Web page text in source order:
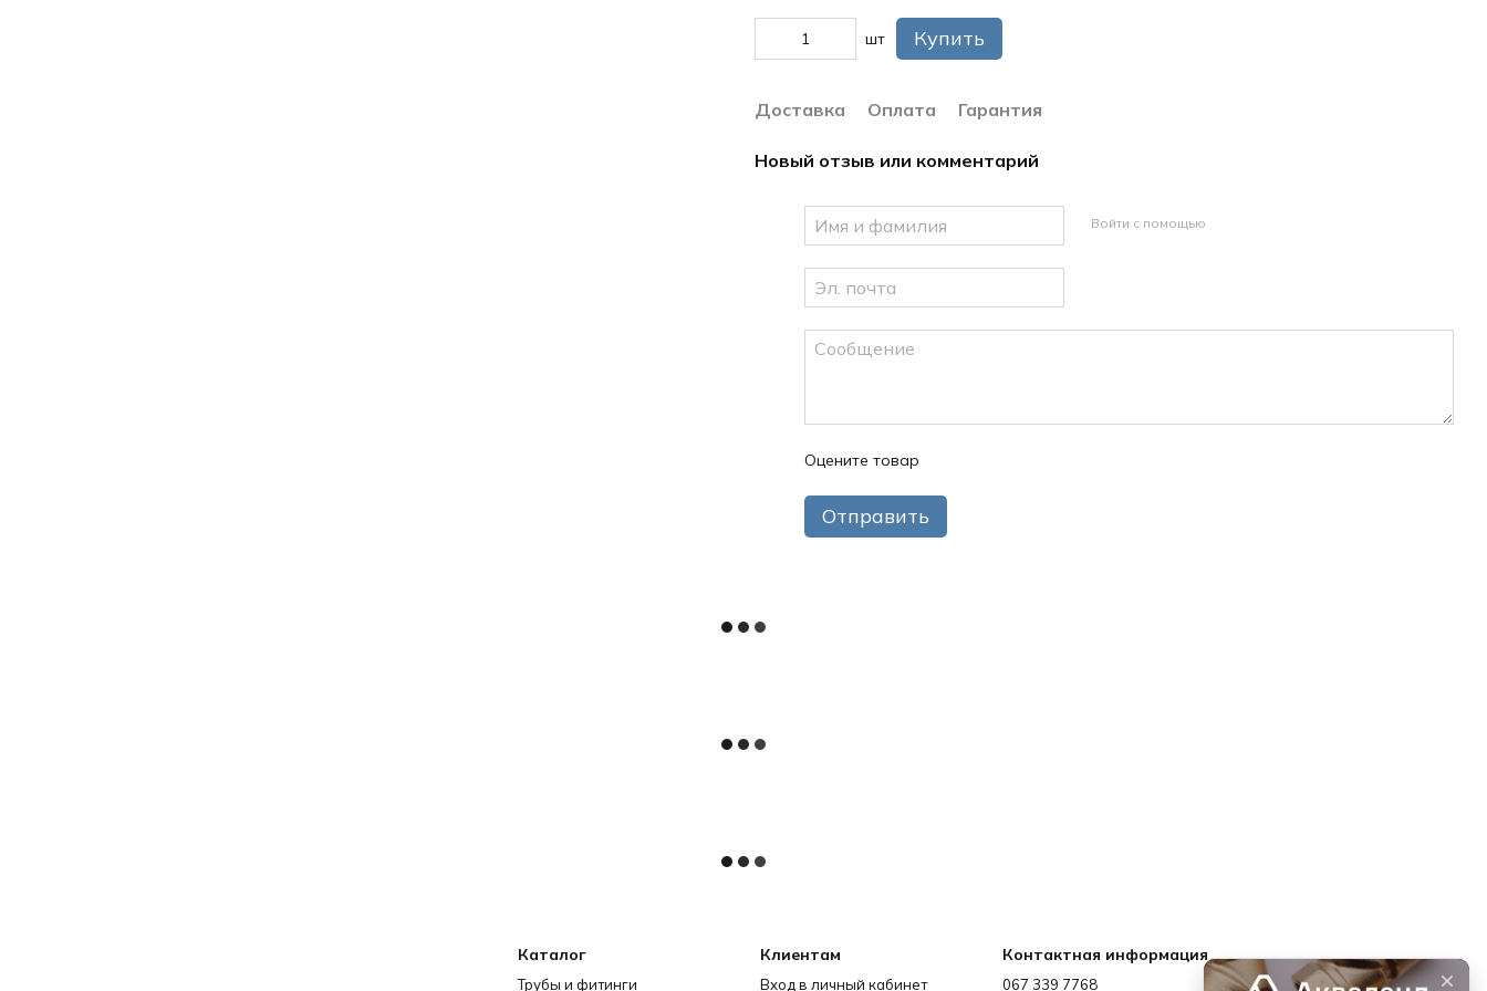
шт Купить
Доставка Оплата Гарантия
Новый отзыв или комментарий
Войти с помощью
Оцените товар
Отправить
Каталог
Трубы и фитинги
Клиентам
Вход в личный кабинет
Контактная информация
067 339 7768 067 339 7768